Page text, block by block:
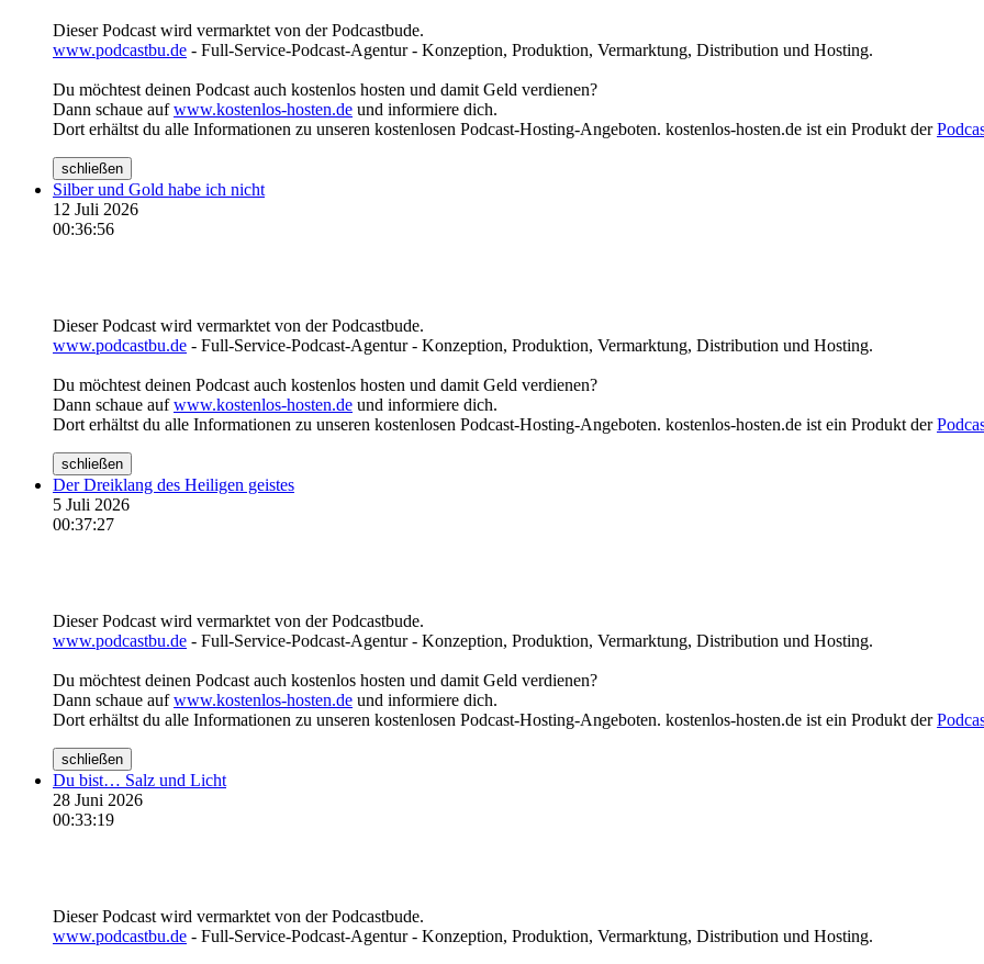
Dieser Podcast wird vermarktet von der Podcastbude.
www.podcastbu.de - Full-Service-Podcast-Agentur - Konzeption, Produktion, Vermarktung, Distribution und Hosting.
Du möchtest deinen Podcast auch kostenlos hosten und damit Geld verdienen?
Dann schaue aufwww.kostenlos-hosten.de und informiere dich.
Dort erhältst du alle Informationen zu unseren kostenlosen Podcast-Hosting-Angeboten. kostenlos-hosten.de ist ein Produkt der
schließen
Silber und Gold habe ich nicht
12 Juli 2026
00:36:56
Dieser Podcast wird vermarktet von der Podcastbude.
www.podcastbu.de - Full-Service-Podcast-Agentur - Konzeption, Produktion, Vermarktung, Distribution und Hosting.
Du möchtest deinen Podcast auch kostenlos hosten und damit Geld verdienen?
Dann schaue aufwww.kostenlos-hosten.de und informiere dich.
Dort erhältst du alle Informationen zu unseren kostenlosen Podcast-Hosting-Angeboten. kostenlos-hosten.de ist ein Produkt der
schließen
Der Dreiklang des Heiligen geistes
5 Juli 2026
00:37:27
Dieser Podcast wird vermarktet von der Podcastbude.
www.podcastbu.de - Full-Service-Podcast-Agentur - Konzeption, Produktion, Vermarktung, Distribution und Hosting.
Du möchtest deinen Podcast auch kostenlos hosten und damit Geld verdienen?
Dann schaue aufwww.kostenlos-hosten.de und informiere dich.
Dort erhältst du alle Informationen zu unseren kostenlosen Podcast-Hosting-Angeboten. kostenlos-hosten.de ist ein Produkt der
schließen
Du bist… Salz und Licht
28 Juni 2026
00:33:19
Dieser Podcast wird vermarktet von der Podcastbude.
www.podcastbu.de - Full-Service-Podcast-Agentur - Konzeption, Produktion, Vermarktung, Distribution und Hosting.